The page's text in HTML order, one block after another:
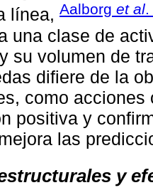
línea, Aalborg et al
una clase de
su volumen de
difiere de la
como
positiva y
las
y